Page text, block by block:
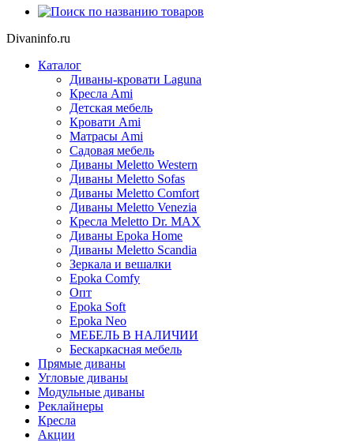
Divaninfo.ru
Каталог
Диваны-кровати Laguna
Кресла Ami
Детская мебель
Кровати Ami
Матрасы Ami
Садовая мебель
Диваны Meletto Western
Диваны Meletto Sofas
Диваны Meletto Comfort
Диваны Meletto Venezia
Кресла Meletto Dr. MAX
Диваны Epoka Home
Диваны Meletto Scandia
Зеркала и вешалки
Epoka Comfy
Опт
Epoka Soft
Epoka Neo
МЕБЕЛЬ В НАЛИЧИИ
Бескаркасная мебель
Прямые диваны
Угловые диваны
Модульные диваны
Реклайнеры
Кресла
Акции